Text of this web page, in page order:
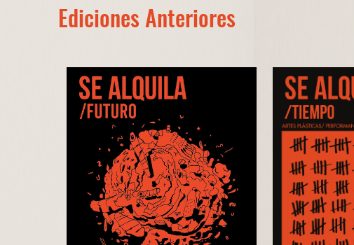
Ediciones Anteriores